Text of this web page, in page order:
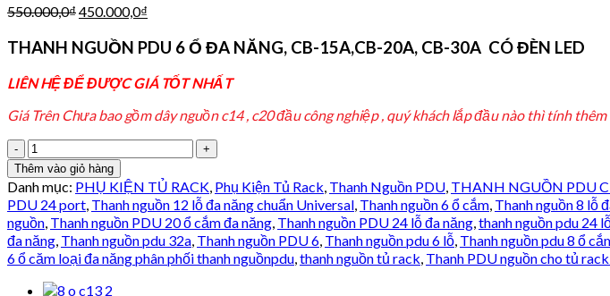
550.000,0₫Giá
là:
450.000,0₫
tại
450.000,0₫.
THANH NGUỒN PDU 6 Ổ ĐA NĂNG, CB-15A,CB-20A, CB-30A CÓ ĐÈN LED
LIÊN HỆ ĐỂ ĐƯỢC GIÁ TỐT NHẤT
Giá Trên Chưa bao gồm dây nguồn c14 , c20 đầu công nghiệp , quý khách lắp đầu nào thì tính
THANH
NGUỒN PDU
6
Ổ
ĐA
NĂNG,
CB-
15A,CB-
20A,
Thêm vào giỏ hàng
Danh mục: PHỤ KIỆN TỦ RACK, Phụ Kiện Tủ Rack, Thanh Nguồn PDU, THANH NGUỒN PDU
PDU 24 port, Thanh nguồn 12 lỗ đa năng chuẩn Universal, Thanh nguồn 6 ổ cắm, Thanh nguồn 8 lỗ
nguồn, Thanh nguồn PDU 20 ổ cắm đa năng, Thanh nguồn PDU 24 lỗ đa năng,thanh nguồn pdu 24
đa năng, Thanh nguồn pdu 32a, Thanh nguồn PDU 6, Thanh nguồn pdu 6 lỗ, Thanh nguồn pdu 8 ổ
6 ổ căm loại đa năng phân phối thanh nguồnpdu,thanh nguồn tủ rack, Thanh PDU nguồn cho tủ